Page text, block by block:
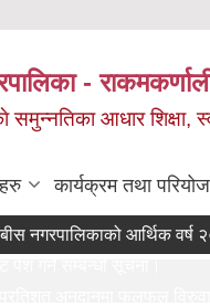
-
आधार शिक्षा,
कार्यक्रम तथा
आर्थिक वर्ष